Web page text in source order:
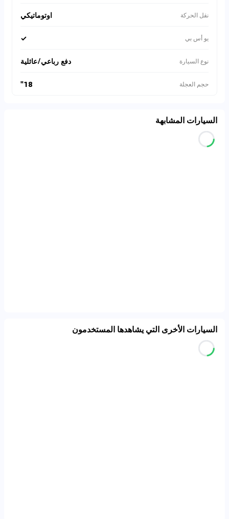
نقل الحركة اوتوماتيكي
يو أس بي ✓
نوع السيارة دفع رباعي/عائلية
حجم العجلة 18"
السيارات المشابهة
السيارات الأخرى التي يشاهدها المستخدمون